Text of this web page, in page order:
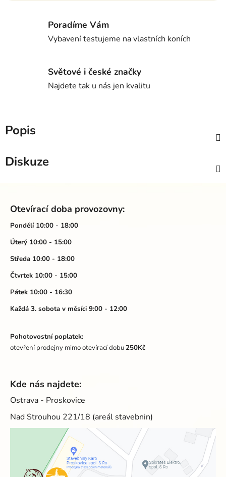
Poradíme Vám
Vybavení testujeme na vlastních koních
Světové i české značky
Najdete tak u nás jen kvalitu
Popis
Diskuze
Otevírací doba provozovny:
Pondělí 10:00 - 18:00
Úterý 10:00 - 15:00
Středa 10:00 - 18:00
Čtvrtek 10:00 - 15:00
Pátek 10:00 - 16:30
Každá 3. sobota v měsíci 9:00 - 12:00
Pohotovostní poplatek:
otevření prodejny mimo otevírací dobu250Kč
Kde nás najdete:
Ostrava - Proskovice
Nad Strouhou 221/18 (areál stavebnin)